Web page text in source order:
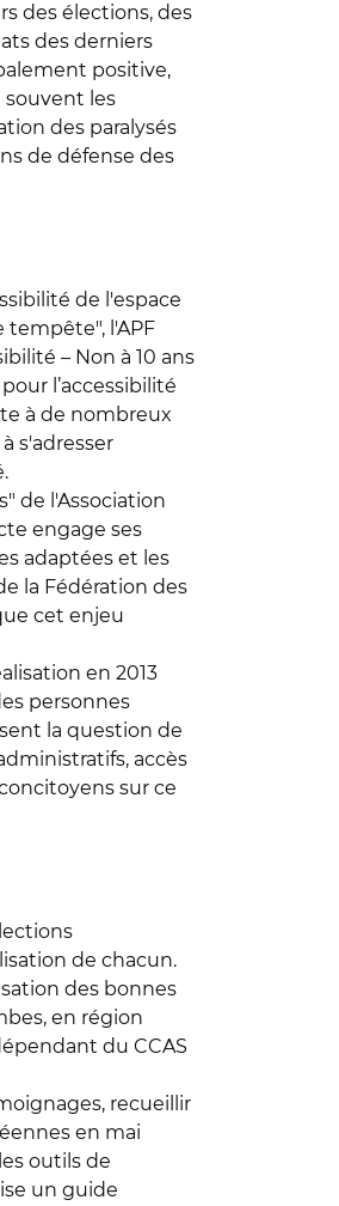
des élections, des
des derniers
positive,
souvent les
des paralysés
de défense des
de l'espace
tempête", l'APF
– Non à 10 ans
l’accessibilité
à de nombreux
s'adresser
de l'Association
engage ses
adaptées et les
la Fédération des
cet enjeu
en 2013
personnes
la question de
accès
sur ce
de chacun.
des bonnes
en région
du CCAS
recueillir
en mai
outils de
un guide